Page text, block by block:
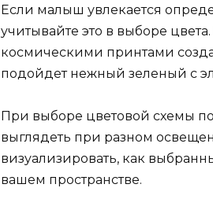
Если малыш увлекается
учитывайте это в выборе
космическими принтами
подойдет нежный зеленый с
При выборе цветовой схемы
выглядеть при разном
визуализировать, как
вашем пространстве.